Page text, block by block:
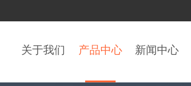
关于我们 产品中心 新闻中心